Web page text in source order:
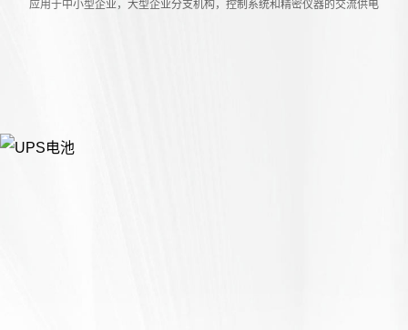
应用于中小型企业，大型企业分支机构，控制系统和精密仪器的交流供电